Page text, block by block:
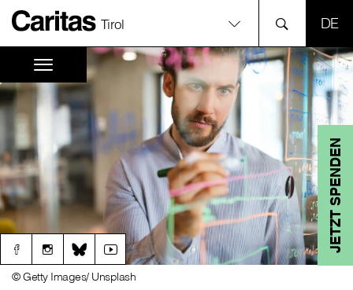
Tirol
JETZT SPENDEN
© Getty Images/ Unsplash